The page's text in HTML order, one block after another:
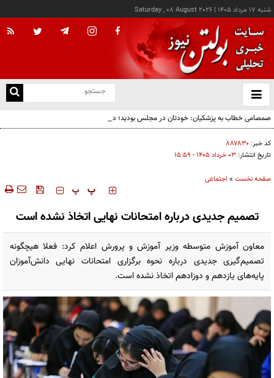
شنبه ۱۷ مرداد ۱۴۰۵ |
Saturday , 08 August 2026
باز
و
صمصامی خطاب به پزشکیان: خودتان در مجلس بودید؛ دیدید انتقادات نمایندگان درباره
گران‌سازی ارز بود، نه واگذاری ایران‌خودرو
کد خبر: ۸۸۷۸۳۰
تاریخ انتشار: ۰۳ خرداد ۱۴۰۵ - ۱۵:۵۹
صفحه نخست » اجتماعی
‍‍‍ پ پ
تصمیم‌ جدیدی درباره امتحانات نهایی اتخاذ نشده است
معاون آموزش متوسطه وزیر آموزش و پرورش اعلام کرد: فعلا هیچگونه
تصمیم‌گیری جدیدی درباره نحوه برگزاری امتحانات نهایی دانش‌آموزان
پایه‌های یازدهم و دوزادهم اتخاذ نشده است.